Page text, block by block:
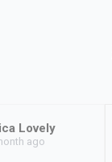
Lovely
ago